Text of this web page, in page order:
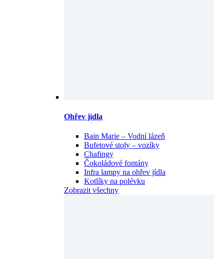
Ohřev jídla
Bain Marie – Vodní lázeň
Bufetové stoly – vozíky
Chafingy
Čokoládové fontány
Infra lampy na ohřev jídla
Kotlíky na polévku
Zobrazit všechny